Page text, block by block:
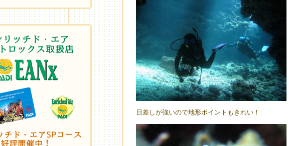
日差しが強いので地形ポイントもきれい！